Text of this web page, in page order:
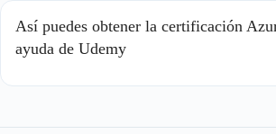
Así puedes obtener la certificación
ayuda de Udemy